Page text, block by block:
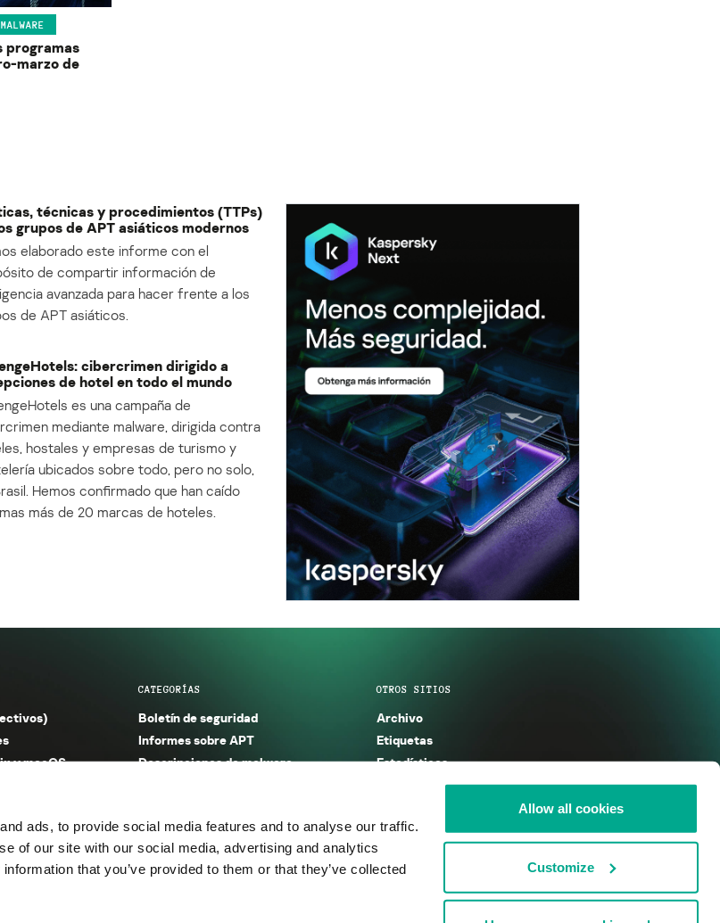
ads, to provide social media features and to analyse our traffic.
of our site with our social media, advertising and analytics
that you’ve provided to them or that they’ve collected
Allow all cookies
Customize
programas
marzo de
técnicas y procedimientos (TTPs)
grupos de APT asiáticos modernos
elaborado este informe con el
de compartir información de
avanzada para hacer frente a los
de APT asiáticos.
cibercrimen dirigido a
de hotel en todo el mundo
es una campaña de
mediante malware, dirigida contra
hostales y empresas de turismo y
ubicados sobre todo, pero no solo,
Hemos confirmado que han caído
más de 20 marcas de hoteles.
y macOS
CATEGORÍAS
Boletín de seguridad
Informes sobre APT
Descripciones de malware
Informes sobre spam y phishing
Publicaciones
Incidentes
OTROS SITIOS
Archivo
Etiquetas
Estadísticas
Enciclopedia
KSB 2025